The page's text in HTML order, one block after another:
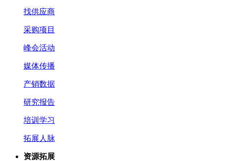
找供应商
采购项目
峰会活动
媒体传播
产销数据
研究报告
培训学习
拓展人脉
资源拓展